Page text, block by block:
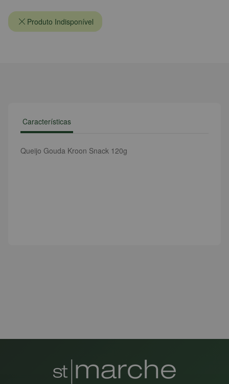
Produto Indisponível
Características
Queijo Gouda Kroon Snack 120g